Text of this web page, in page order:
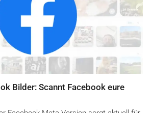
Bilder: Scannt Facebook eure